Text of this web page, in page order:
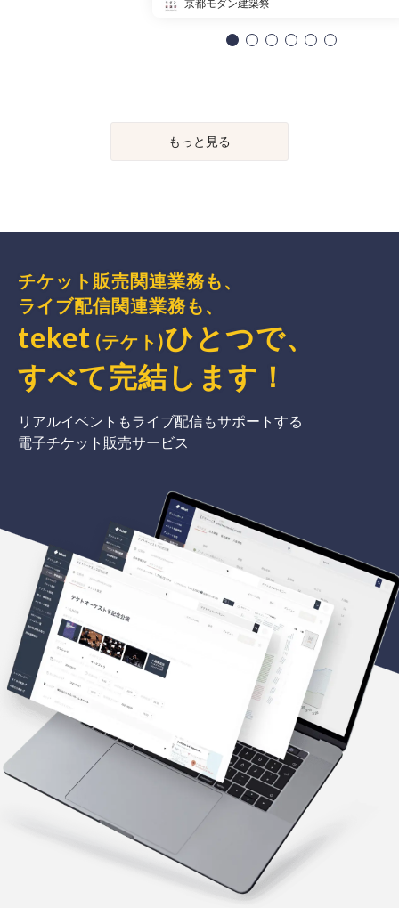
京都モダン建築祭
もっと見る
チケット販売関連業務も、
ライブ配信関連業務も、
teket (テケト)ひとつで、
すべて完結 します ！
リアルイベントもライブ配信もサポートする
電子チケット販売サービス